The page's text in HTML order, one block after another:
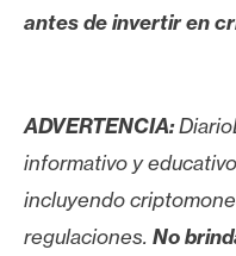
antes de invertir en
ADVERTENCIA:
informativo y
incluyendo
regulaciones. No